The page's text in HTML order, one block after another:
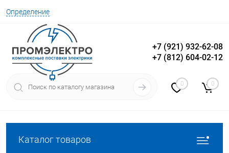
Определение
Вход Регистрация
+7 (921) 932-62-08
+7 (812) 604-02-12
0 0
Каталог товаров